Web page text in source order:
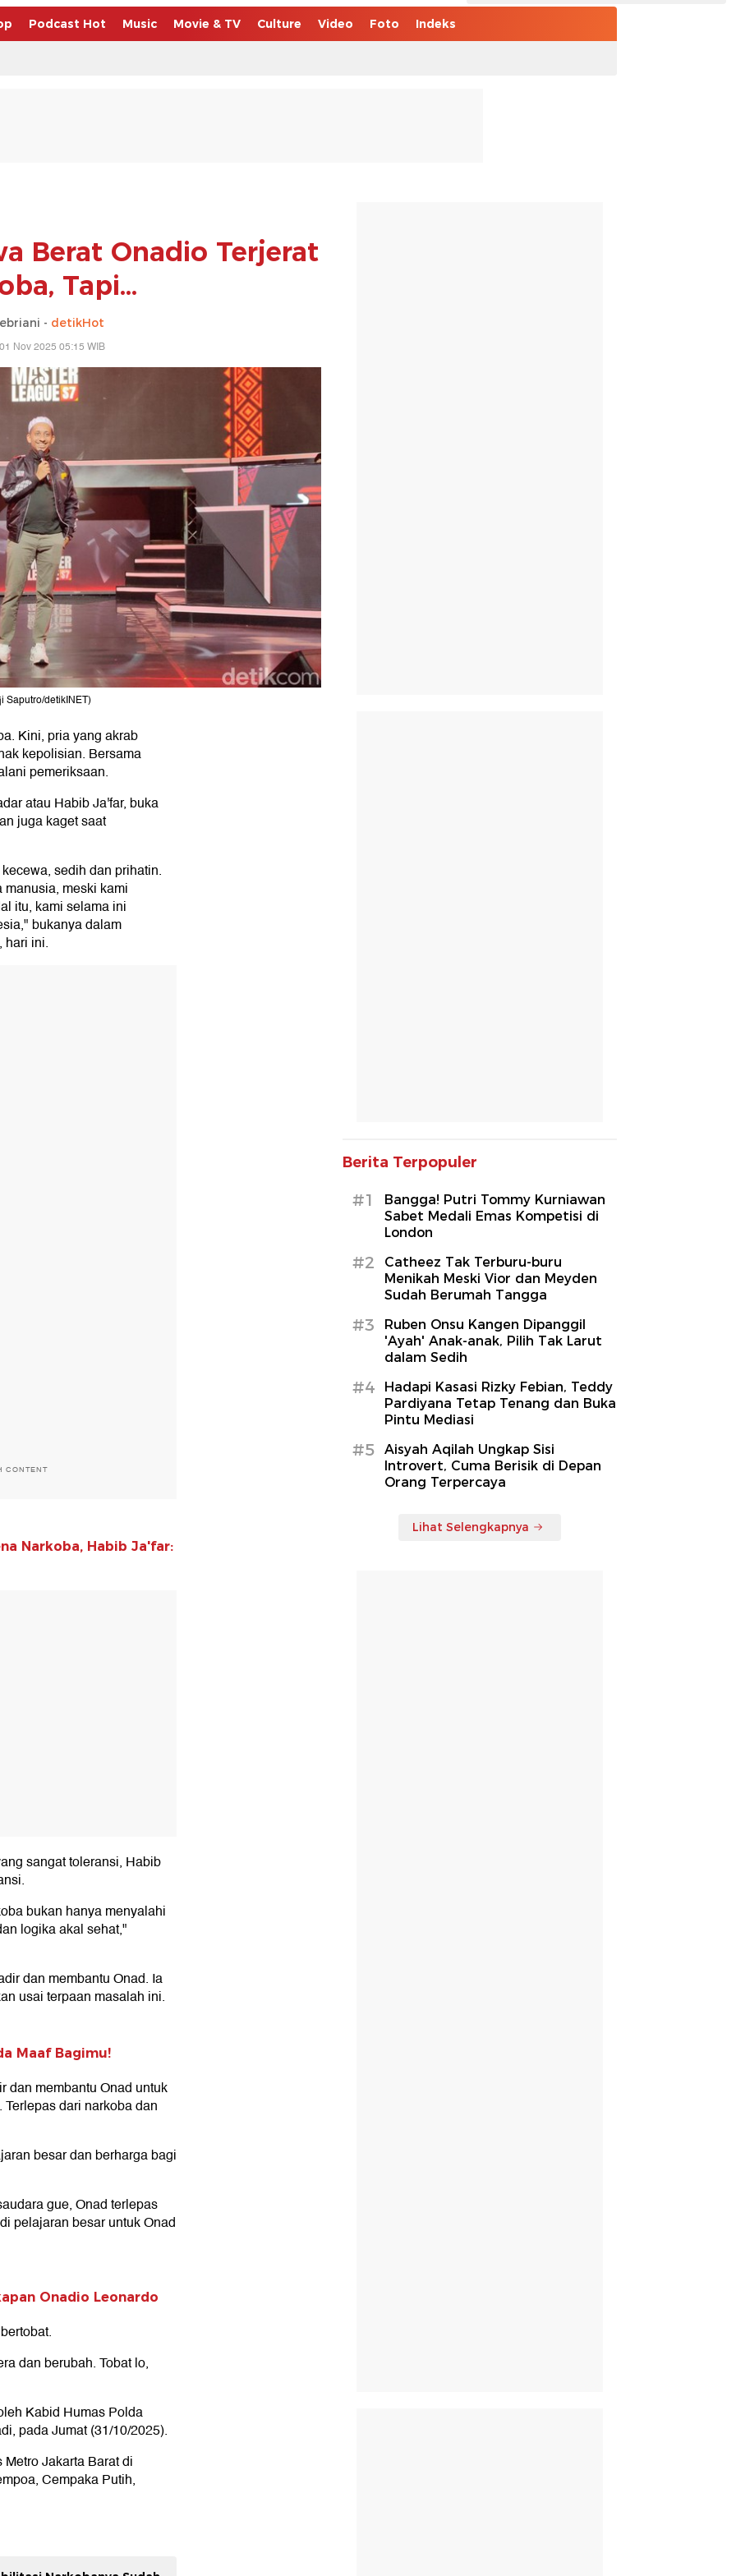
Podcast Hot Music Movie & TV Culture Video Foto Indeks
Berat Onadio Terjerat
Tapi...
- detikHot
Nov 2025 05:15 WIB
Saputro/detikINET)
Kini, pria yang akrab
kepolisian. Bersama
pemeriksaan.
atau Habib Ja'far, buka
juga kaget saat
sedih dan prihatin.
meski kami
itu, kami selama ini
bukanya dalam
hari ini.
CONTENT
Narkoba, Habib Ja'far:
sangat toleransi, Habib
bukan hanya menyalahi
logika akal sehat,"
dan membantu Onad. Ia
usai terpaan masalah ini.
Maaf Bagimu!
dan membantu Onad untuk
dari narkoba dan
besar dan berharga bagi
gue, Onad terlepas
pelajaran besar untuk Onad
Onadio Leonardo
dan berubah. Tobat lo,
Kabid Humas Polda
pada Jumat (31/10/2025).
Jakarta Barat di
Cempaka Putih,
Berita Terpopuler
#1
Bangga! Putri Tommy Kurniawan
Sabet Medali Emas Kompetisi di
London
#2
Catheez Tak Terburu-buru
Menikah Meski Vior dan Meyden
Sudah Berumah Tangga
#3
Ruben Onsu Kangen Dipanggil
'Ayah' Anak-anak, Pilih Tak Larut
dalam Sedih
#4
Hadapi Kasasi Rizky Febian, Teddy
Pardiyana Tetap Tenang dan Buka
Pintu Mediasi
#5
Aisyah Aqilah Ungkap Sisi
Introvert, Cuma Berisik di Depan
Orang Terpercaya
Lihat Selengkapnya